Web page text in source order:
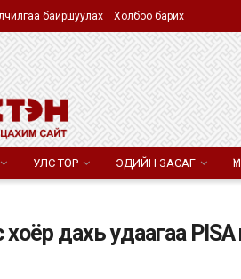
байршуулах Холбоо барих
УЛС ТӨР ЭДИЙН ЗАСАГ
дахь удаагаа